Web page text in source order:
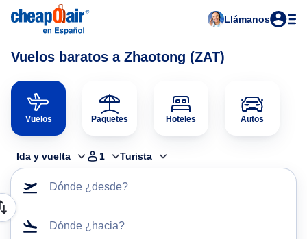
Llámanos
Vuelos baratos a Zhaotong (ZAT)
Vuelos Paquetes Hoteles Autos
Ida y vuelta 1 Turista
Dónde ¿desde?
Dónde ¿hacia?